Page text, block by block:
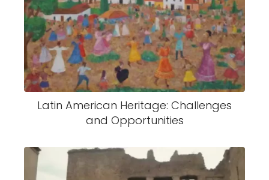
Latin American Heritage: Challenges
and Opportunities